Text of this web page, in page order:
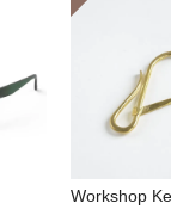
Workshop